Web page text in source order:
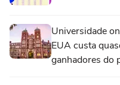
Universidade
EUA custa
ganhadores do